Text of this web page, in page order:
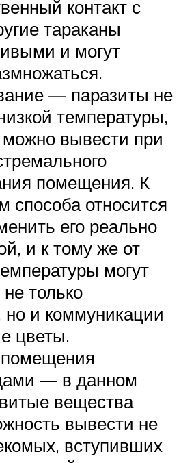
контакт с
тараканы
и могут
— паразиты не
температуры,
вывести при
помещения. К
способа относится
его реально
и к тому же от
могут
только
но и коммуникации
цветы.
— в данном
вещества
вывести не
вступивших